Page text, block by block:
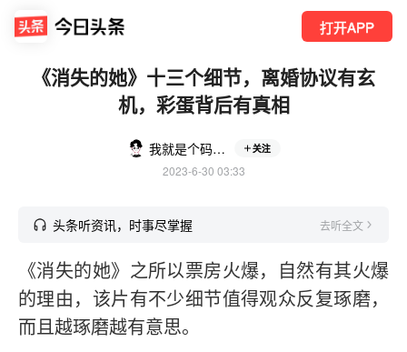
打开APP
《消失的她》十三个细节，离婚协议有玄
机，彩蛋背后有真相
我就是个码字的 关注
2023-6-30 03:33
头条听资讯，时事尽掌握 去听全文
《消失的她》之所以票房火爆，自然有其火爆
的理由，该片有不少细节值得观众反复琢磨，
而且越琢磨越有意思。